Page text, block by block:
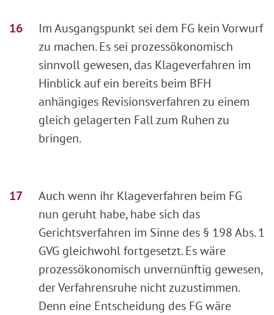
Im Ausgangspunkt sei dem FG kein Vorwurf
zu machen. Es sei prozessökonomisch
sinnvoll gewesen, das Klageverfahren im
Hinblick auf ein bereits beim BFH
anhängiges Revisionsverfahren zu einem
gleich gelagerten Fall zum Ruhen zu
bringen.
Auch wenn ihr Klageverfahren beim FG
nun geruht habe, habe sich das
Gerichtsverfahren im Sinne des § 198 Abs. 1
GVG gleichwohl fortgesetzt. Es wäre
prozessökonomisch unvernünftig gewesen,
der Verfahrensruhe nicht zuzustimmen.
Denn eine Entscheidung des FG wäre